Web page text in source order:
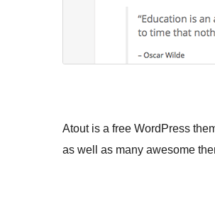
Atout is a free WordPress
as well as many awesome